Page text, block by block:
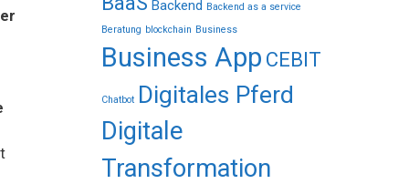
Backend Backend as a service
Beratung blockchain Business
Business App CEBIT
Chatbot Digitales Pferd
Digitale
Transformation